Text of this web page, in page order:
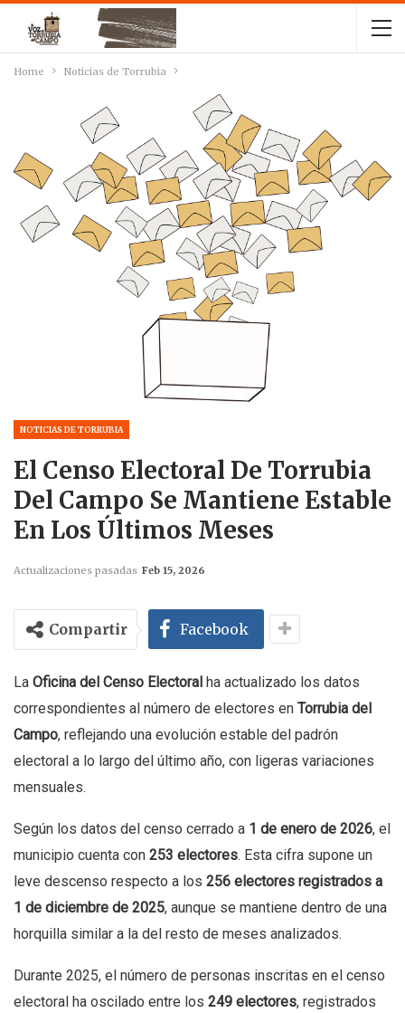
Home Noticias de Torrubia
NOTICIAS DE TORRUBIA
El Censo Electoral De Torrubia
Del Campo Se Mantiene Estable
En Los Últimos Meses
Actualizaciones pasadas Feb 15, 2026
Compartir Facebook
La Oficina del Censo Electoral ha actualizado los datos
correspondientes al número de electores en Torrubia del
Campo, reflejando una evolución estable del padrón
electoral a lo largo del último año, con ligeras variaciones
mensuales.
Según los datos del censo cerrado a 1 de enero de 2026, el
municipio cuenta con 253 electores. Esta cifra supone un
leve descenso respecto a los 256 electores registrados a
1 de diciembre de 2025, aunque se mantiene dentro de una
horquilla similar a la del resto de meses analizados.
Durante 2025, el número de personas inscritas en el censo
electoral ha oscilado entre los 249 electores, registrados